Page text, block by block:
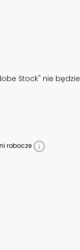
Stock" nie będzie
robocze